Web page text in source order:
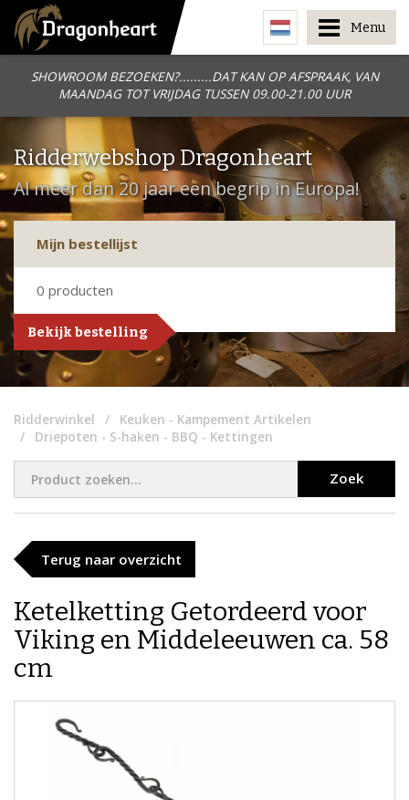
SHOWROOM BEZOEKEN?.........DAT KAN OP AFSPRAAK, VAN
MAANDAG TOT VRIJDAG TUSSEN 09.00-21.00 UUR
Menu
Ridderwebshop Dragonheart
Al meer dan 20 jaar een begrip in Europa!
Mijn bestellijst
0 producten
Bekijk bestelling
Ridderwinkel
Keuken - Kampement Artikelen
Driepoten - S-haken - BBQ - Kettingen
Zoek
Terug naar overzicht
Ketelketting Getordeerd voor
Viking en Middeleeuwen ca. 58
cm